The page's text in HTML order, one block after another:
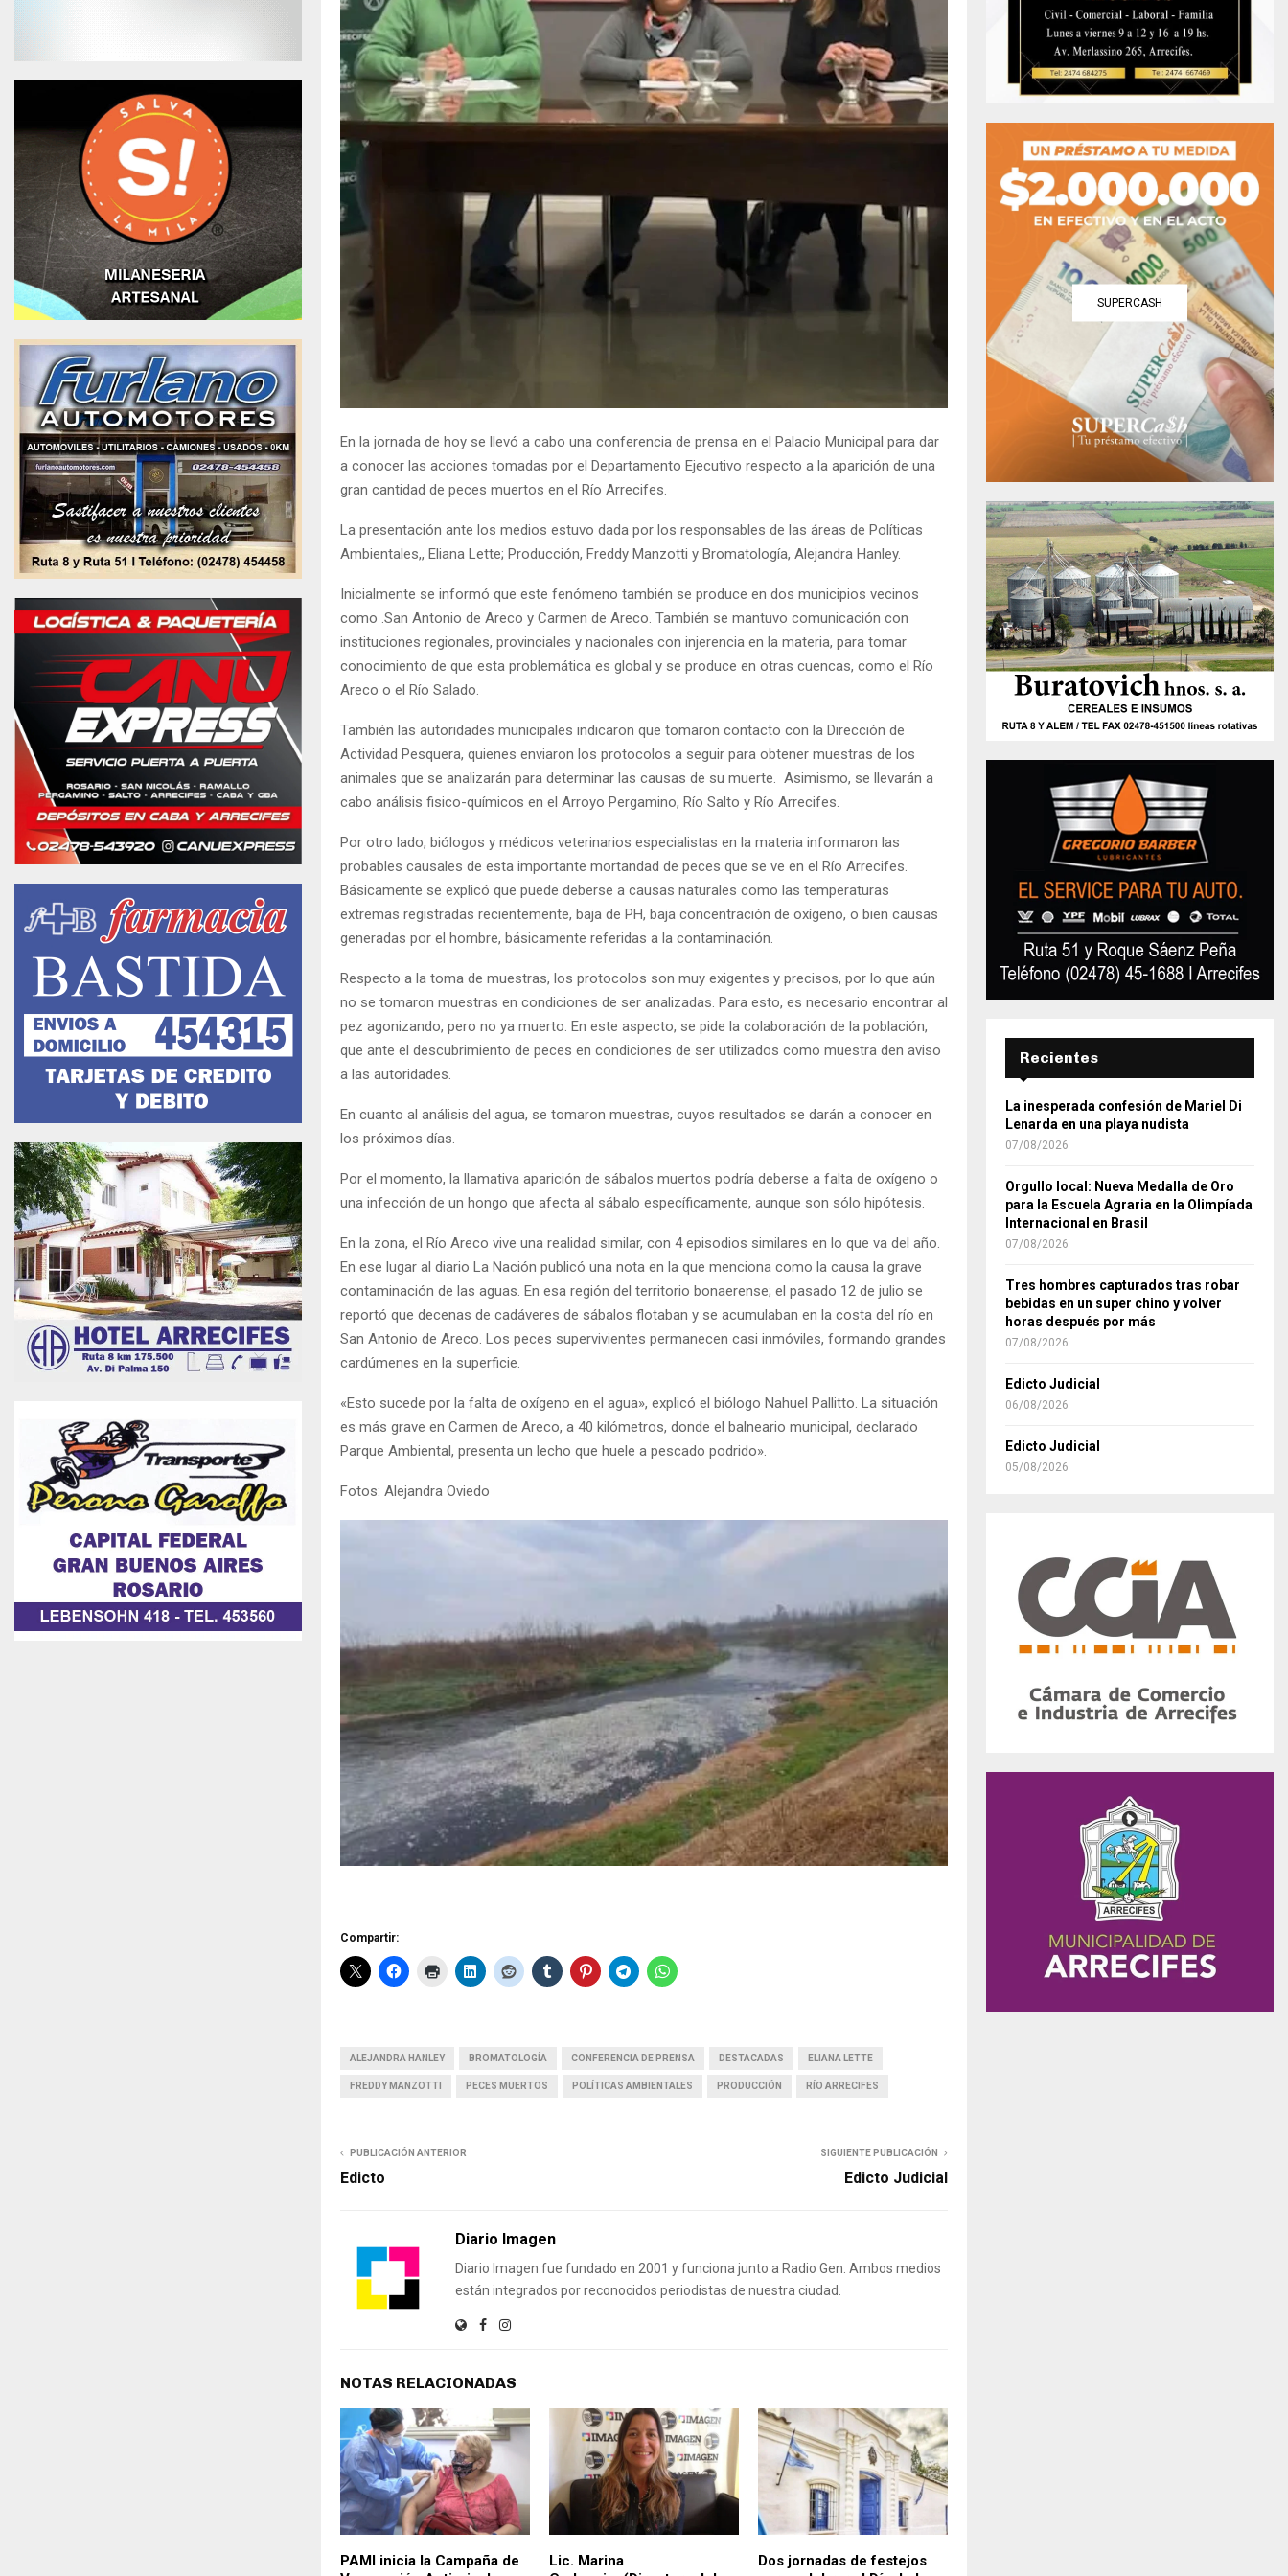
En la jornada de hoy se llevó a cabo una conferencia de prensa en el Palacio Municipal para dar
a conocer las acciones tomadas por el Departamento Ejecutivo respecto a la aparición de una
gran cantidad de peces muertos en el Río Arrecifes.
La presentación ante los medios estuvo dada por los responsables de las áreas de Políticas
Ambientales,, Eliana Lette; Producción, Freddy Manzotti y Bromatología, Alejandra Hanley.
Inicialmente se informó que este fenómeno también se produce en dos municipios vecinos
como .San Antonio de Areco y Carmen de Areco. También se mantuvo comunicación con
instituciones regionales, provinciales y nacionales con injerencia en la materia, para tomar
conocimiento de que esta problemática es global y se produce en otras cuencas, como el Río
Areco o el Río Salado.
También las autoridades municipales indicaron que tomaron contacto con la Dirección de
Actividad Pesquera, quienes enviaron los protocolos a seguir para obtener muestras de los
animales que se analizarán para determinar las causas de su muerte. Asimismo, se llevarán a
cabo análisis fisico-químicos en el Arroyo Pergamino, Río Salto y Río Arrecifes.
Por otro lado, biólogos y médicos veterinarios especialistas en la materia informaron las
probables causales de esta importante mortandad de peces que se ve en el Río Arrecifes.
Básicamente se explicó que puede deberse a causas naturales como las temperaturas
extremas registradas recientemente, baja de PH, baja concentración de oxígeno, o bien causas
generadas por el hombre, básicamente referidas a la contaminación.
Respecto a la toma de muestras, los protocolos son muy exigentes y precisos, por lo que aún
no se tomaron muestras en condiciones de ser analizadas. Para esto, es necesario encontrar al
pez agonizando, pero no ya muerto. En este aspecto, se pide la colaboración de la población,
que ante el descubrimiento de peces en condiciones de ser utilizados como muestra den aviso
a las autoridades.
En cuanto al análisis del agua, se tomaron muestras, cuyos resultados se darán a conocer en
los próximos días.
Por el momento, la llamativa aparición de sábalos muertos podría deberse a falta de oxígeno o
una infección de un hongo que afecta al sábalo específicamente, aunque son sólo hipótesis.
En la zona, el Río Areco vive una realidad similar, con 4 episodios similares en lo que va del año.
En ese lugar al diario La Nación publicó una nota en la que menciona como la causa la grave
contaminación de las aguas. En esa región del territorio bonaerense; el pasado 12 de julio se
reportó que decenas de cadáveres de sábalos flotaban y se acumulaban en la costa del río en
San Antonio de Areco. Los peces supervivientes permanecen casi inmóviles, formando grandes
cardúmenes en la superficie.
«Esto sucede por la falta de oxígeno en el agua», explicó el biólogo Nahuel Pallitto. La situación
es más grave en Carmen de Areco, a 40 kilómetros, donde el balneario municipal, declarado
Parque Ambiental, presenta un lecho que huele a pescado podrido».
Fotos: Alejandra Oviedo
Compartir:
ALEJANDRA HANLEY BROMATOLOGÍA CONFERENCIA DE PRENSA DESTACADAS ELIANA LETTE
FREDDY MANZOTTI PECES MUERTOS POLÍTICAS AMBIENTALES PRODUCCIÓN RÍO ARRECIFES
PUBLICACIÓN ANTERIOR
Edicto
SIGUIENTE PUBLICACIÓN
Edicto Judicial
Diario Imagen
Diario Imagen fue fundado en 2001 y funciona junto a Radio Gen. Ambos medios
están integrados por reconocidos periodistas de nuestra ciudad.
NOTAS RELACIONADAS
PAMI inicia la Campaña de
Lic. Marina
Dos jornadas de festejos
SUPERCASH
Recientes
La inesperada confesión de Mariel Di
Lenarda en una playa nudista
07/08/2026
Orgullo local: Nueva Medalla de Oro
para la Escuela Agraria en la Olimpíada
Internacional en Brasil
07/08/2026
Tres hombres capturados tras robar
bebidas en un super chino y volver
horas después por más
07/08/2026
Edicto Judicial
06/08/2026
Edicto Judicial
05/08/2026